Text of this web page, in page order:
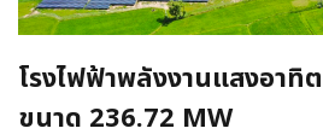
โรงไฟฟ้าพลังงานแสงอา
ขนาด 236.72 MW